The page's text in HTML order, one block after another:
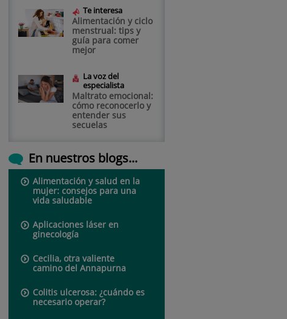
Te interesa
Alimentación y ciclo
menstrual: tips y
guía para comer
mejor
La voz del
especialista
Maltrato emocional:
cómo reconocerlo y
entender sus
secuelas
En nuestros blogs...
Alimentación y salud en la
mujer: consejos para una
vida saludable
Aplicaciones láser en
ginecología
Cecilia, otra valiente
camino del Annapurna
Colitis ulcerosa: ¿cuándo es
necesario operar?